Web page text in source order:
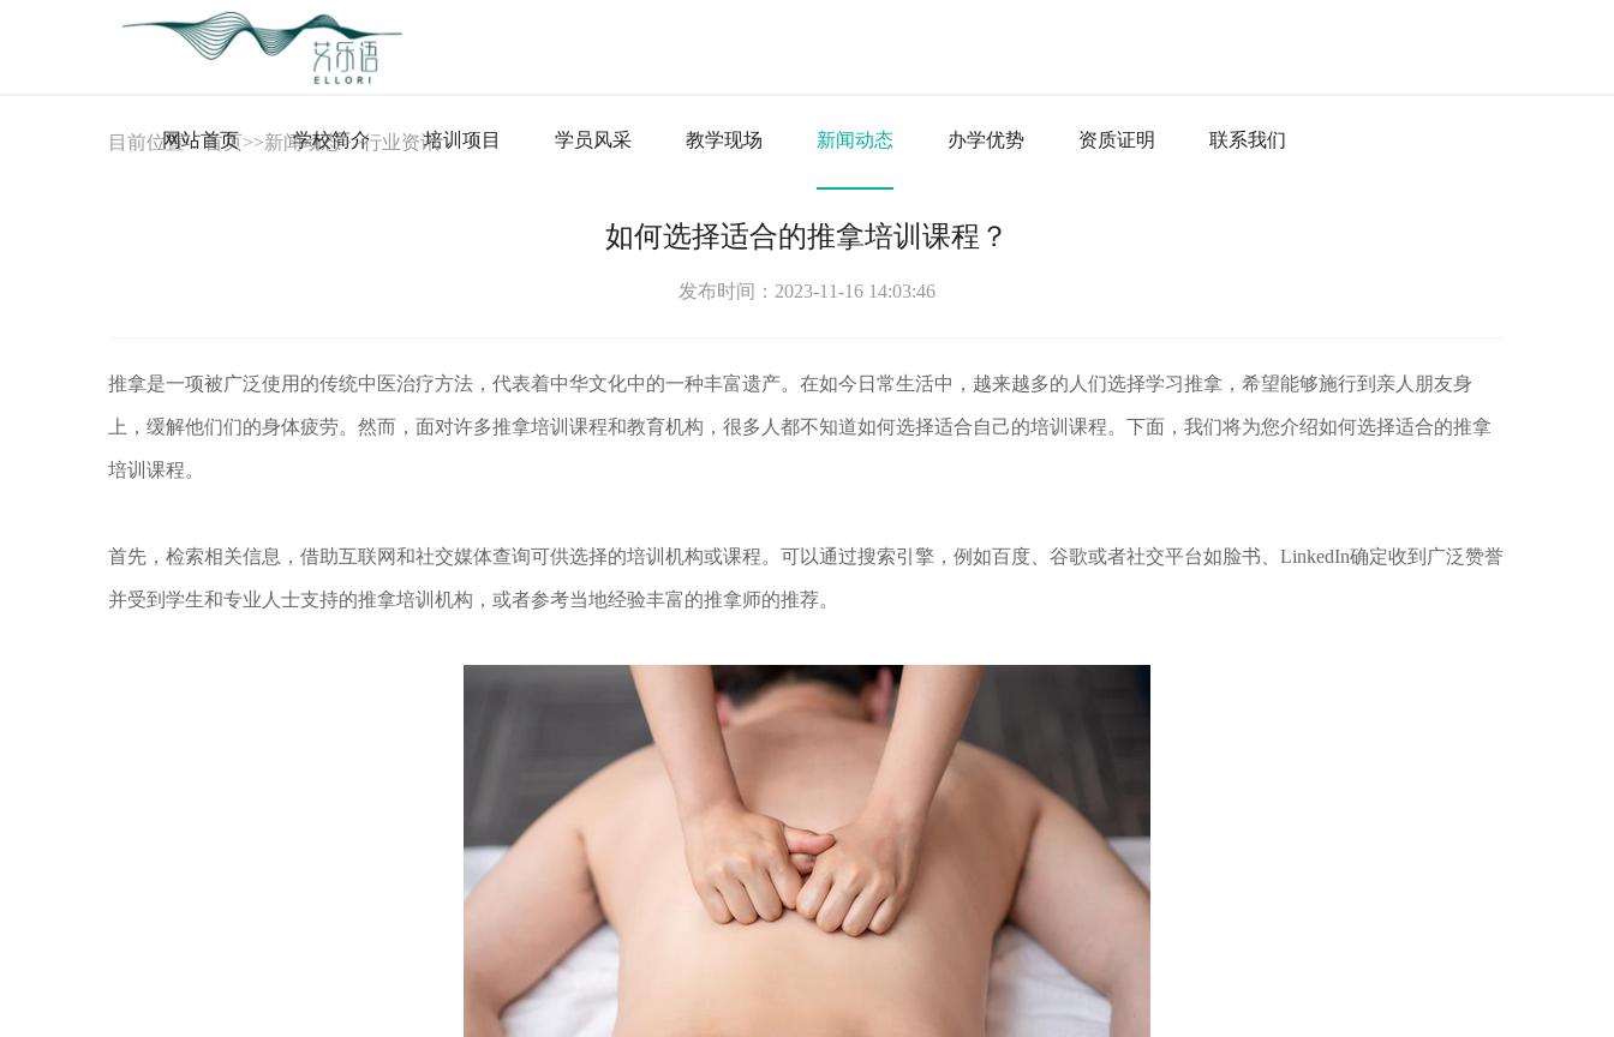
网站首页 学校简介 培训项目 学员风采 教学现场 新闻动态 办学优势 资质证明 联系我们
目前位置：首页>>新闻动态>>行业资讯
如何选择适合的推拿培训课程？
发布时间：2023-11-16 14:03:46
推拿是一项被广泛使用的传统中医治疗方法，代表着中华文化中的一种丰富遗产。在如今日常生活中，越来越多的人们选择学习推拿，希望能够施行到亲人朋友身
上，缓解他们们的身体疲劳。然而，面对许多推拿培训课程和教育机构，很多人都不知道如何选择适合自己的培训课程。下面，我们将为您介绍如何选择适合的推拿
培训课程。
首先，检索相关信息，借助互联网和社交媒体查询可供选择的培训机构或课程。可以通过搜索引擎，例如百度、谷歌或者社交平台如脸书、LinkedIn确定收到广泛赞誉
并受到学生和专业人士支持的推拿培训机构，或者参考当地经验丰富的推拿师的推荐。